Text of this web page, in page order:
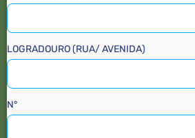
LOGRADOURO (RUA/ AVENIDA)
N°